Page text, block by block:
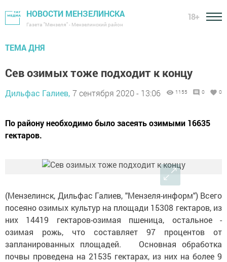
НОВОСТИ МЕНЗЕЛИНСКА
Газета "Мензеля" - Мензелинский район
18+
ТЕМА ДНЯ
Сев озимых тоже подходит к концу
Дильфас Галиев, 7 сентября 2020 - 13:06 1155 0 0
По району необходимо было засеять озимыми 16635
гектаров.
(Мензелинск, Дильфас Галиев, "Мензеля-информ") Всего
посеяно озимых культур на площади 15308 гектаров, из
них 14419 гектаров-озимая пшеница, остальное -
озимая рожь, что составляет 97 процентов от
запланированных площадей. Основная обработка
почвы проведена на 21535 гектарах, из них на более 9